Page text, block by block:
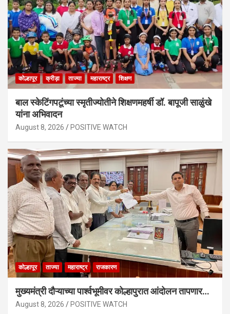
कोल्हापूर क्रीड़ा ताज्या महाराष्ट्र शिक्षण
बाल स्केटिंगपटूंच्या स्मृतीज्योतीने शिक्षणमहर्षी डॉ. बापूजी साळुंखे
यांना अभिवादन
August 8, 2026 POSITIVE WATCH
कोल्हापूर ताज्या महाराष्ट्र राजकारण
मुख्यमंत्री दौऱ्याच्या पार्श्वभूमीवर कोल्हापुरात आंदोलन तापणार…
August 8, 2026 POSITIVE WATCH